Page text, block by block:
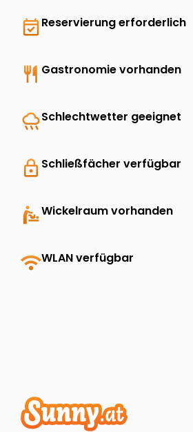
event_availableReservierung erforderlich
restaurant Gastronomie vorhanden
rainySchlechtwetter geeignet
lock Schließfächer verfügbar
baby_changing_stationWickelraum vorhanden
wifiWLAN verfügbar